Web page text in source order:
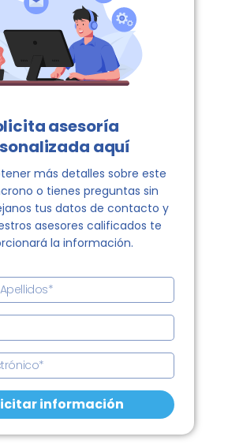
asesoría
aquí
más detalles sobre este
o tienes preguntas sin
tus datos de contacto y
asesores calificados te
la información.
información